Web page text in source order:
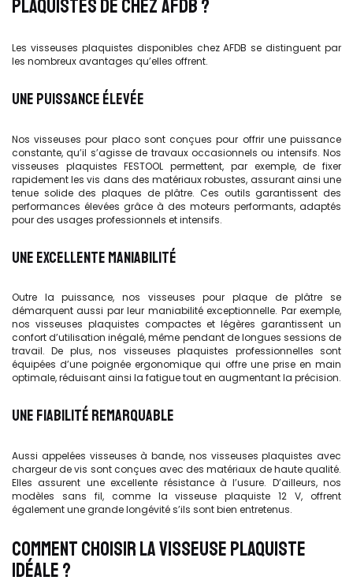
PLAQUISTES DE CHEZ AFDB ?
Les visseuses plaquistes disponibles chez AFDB se distinguent par
les nombreux avantages qu’elles offrent.
UNE PUISSANCE ÉLEVÉE
Nos visseuses pour placo sont conçues pour offrir une puissance
constante, qu’il s’agisse de travaux occasionnels ou intensifs. Nos
visseuses plaquistes FESTOOL permettent, par exemple, de fixer
rapidement les vis dans des matériaux robustes, assurant ainsi une
tenue solide des plaques de plâtre. Ces outils garantissent des
performances élevées grâce à des moteurs performants, adaptés
pour des usages professionnels et intensifs.
UNE EXCELLENTE MANIABILITÉ
Outre la puissance, nos visseuses pour plaque de plâtre se
démarquent aussi par leur maniabilité exceptionnelle. Par exemple,
nos visseuses plaquistes compactes et légères garantissent un
confort d’utilisation inégalé, même pendant de longues sessions de
travail. De plus, nos visseuses plaquistes professionnelles sont
équipées d’une poignée ergonomique qui offre une prise en main
optimale, réduisant ainsi la fatigue tout en augmentant la précision.
UNE FIABILITÉ REMARQUABLE
Aussi appelées visseuses à bande, nos visseuses plaquistes avec
chargeur de vis sont conçues avec des matériaux de haute qualité.
Elles assurent une excellente résistance à l’usure. D’ailleurs, nos
modèles sans fil, comme la visseuse plaquiste 12 V, offrent
également une grande longévité s’ils sont bien entretenus.
COMMENT CHOISIR LA VISSEUSE PLAQUISTE
IDÉALE ?